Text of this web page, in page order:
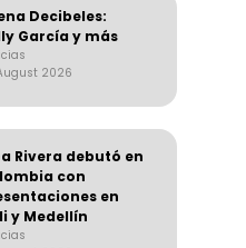
Decibeles:
García y más
2026
Rivera debutó en
con
en
y Medellín